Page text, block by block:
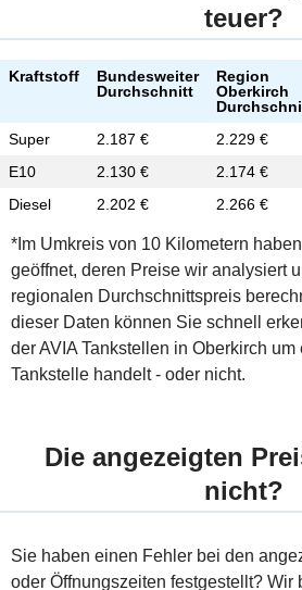
teuer?
Kraftstoff
Bundesweiter
Durchschnitt
Region
Oberkirch
Super
2.187 € 2.229 €
E10
2.130 € 2.174 €
Diesel
2.202 € 2.266 €
*Im Umkreis von 10 Kilometern
geöffnet, deren Preise wir analysiert
regionalen Durchschnittspreis
dieser Daten können Sie schnell
der AVIA Tankstellen in Oberkirch
Tankstelle handelt - oder nicht.
Die angezeigten
nicht?
Sie haben einen Fehler bei den
oder Öffnungszeiten festgestellt? Wir